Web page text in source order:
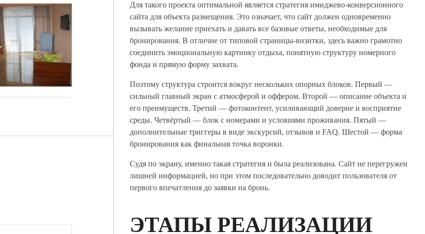
Для такого проекта оптимальной является стратегия имиджево-конверсионного
сайта для объекта размещения. Это означает, что сайт должен одновременно
вызывать желание приехать и давать все базовые ответы, необходимые для
бронирования. В отличие от типовой страницы-визитки, здесь важно грамотно
соединить эмоциональную картинку отдыха, понятную структуру номерного
фонда и прямую форму захвата.
Поэтому структура строится вокруг нескольких опорных блоков. Первый —
сильный главный экран с атмосферой и оффером. Второй — описание объекта и
его преимуществ. Третий — фотоконтент, усиливающий доверие и восприятие
среды. Четвёртый — блок с номерами и условиями проживания. Пятый —
дополнительные триггеры в виде экскурсий, отзывов и FAQ. Шестой — форма
бронирования как финальная точка воронки.
Судя по экрану, именно такая стратегия и была реализована. Сайт не перегружен
лишней информацией, но при этом последовательно доводит пользователя от
первого впечатления до заявки на бронь.
ЭТАПЫ РЕАЛИЗАЦИИ